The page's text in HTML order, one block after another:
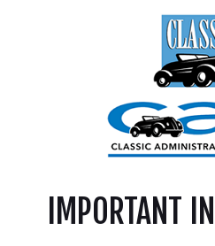
IMPORTANT